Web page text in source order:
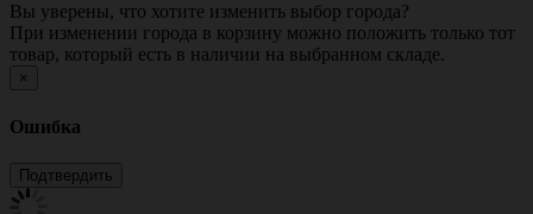
Вы уверены, что хотите изменить выбор города?
При изменении города в корзину можно положить только тот
товар, который есть в наличии на выбранном складе.
×
Ошибка